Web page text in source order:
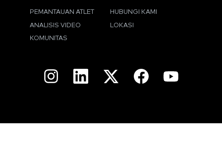
PEMANTAUAN ATLET
ANALISIS VIDEO
KOMUNITAS
HUBUNGI KAMI
LOKASI